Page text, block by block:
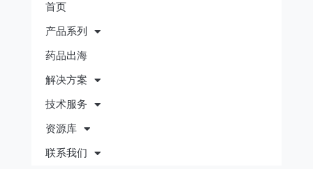
首页
产品系列
药品出海
解决方案
技术服务
资源库
联系我们